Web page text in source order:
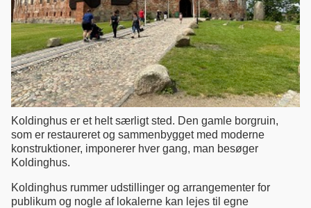
Koldinghus er et helt særligt sted. Den gamle borgruin,
som er restaureret og sammenbygget med moderne
konstruktioner, imponerer hver gang, man besøger
Koldinghus.
Koldinghus rummer udstillinger og arrangementer for
publikum og nogle af lokalerne kan lejes til egne